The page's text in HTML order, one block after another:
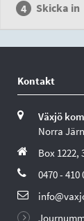
Skicka in
Kontakt
Växjö
Norra
Box 1222,
0470 - 410